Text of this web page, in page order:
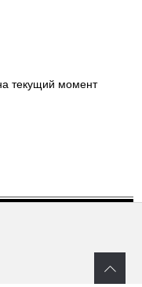
текущий момент